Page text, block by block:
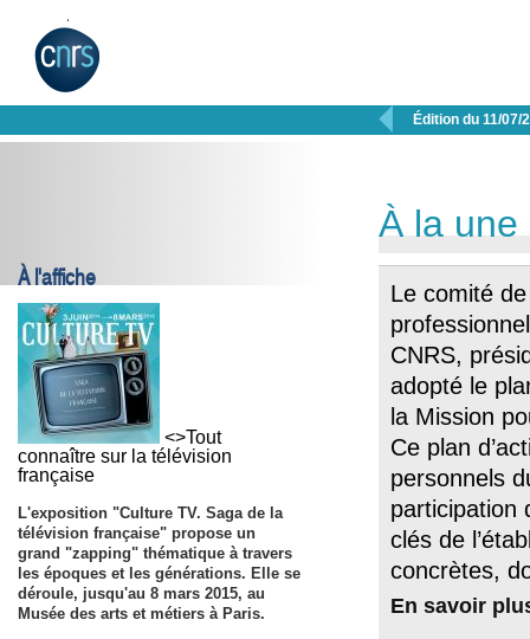
 Édition du 11/07/
À l'affiche
<>Tout
connaître sur la télévision
française
L'exposition "Culture TV. Saga de la
télévision française" propose un
grand "zapping" thématique à travers
les époques et les générations. Elle se
déroule, jusqu'au 8 mars 2015, au
Musée des arts et métiers à Paris.
À la une
Le comité
CNRS,
adopté le
la Mission
Ce plan
personnels
participation
clés de
concrètes,
En savoir